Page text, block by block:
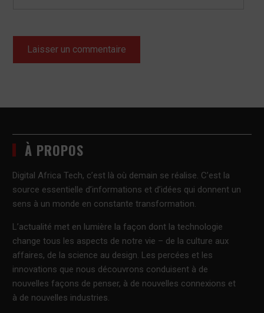
À PROPOS
Digital Africa Tech, c’est là où demain se réalise. C’est la
source essentielle d’informations et d’idées qui donnent un
sens à un monde en constante transformation.
L’actualité met en lumière la façon dont la technologie
change tous les aspects de notre vie – de la culture aux
affaires, de la science au design. Les percées et les
innovations que nous découvrons conduisent à de
nouvelles façons de penser, à de nouvelles connexions et
à de nouvelles industries.